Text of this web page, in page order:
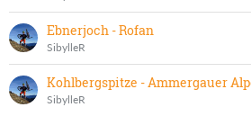
Ebnerjoch - Rofan
SibylleR
Kohlbergspitze - Ammergauer
SibylleR